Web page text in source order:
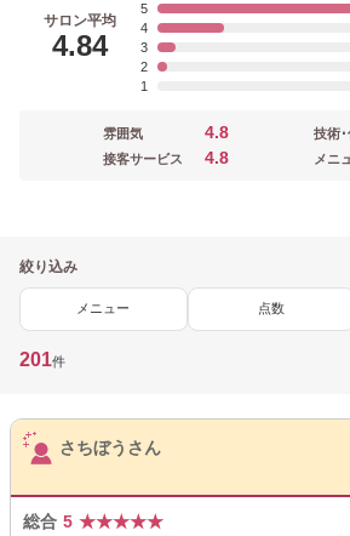
サロン平均
4.84
5
4
3
2
1
雰囲気 4.8
接客サービス 4.8
技術･
メニ
絞り込み
メニュー 点数
201件
サロンPick Up
さちぼうさん
総合 5 ★★★★★